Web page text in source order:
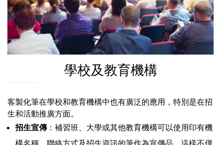
學校及教育機構
客製化筆在學校和教育機構中也有廣泛的應用，特別是在招
生和活動推廣方面。
招生宣傳：補習班、大學或其他教育機構可以使用印有機